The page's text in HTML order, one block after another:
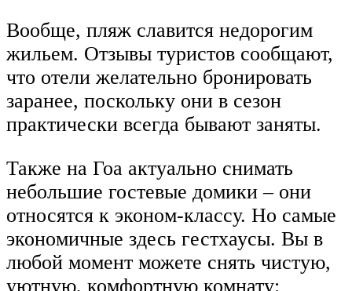
Вообще, пляж славится недорогим
жильем. Отзывы туристов сообщают,
что отели желательно бронировать
заранее, поскольку они в сезон
практически всегда бывают заняты.
Также на Гоа актуально снимать
небольшие гостевые домики – они
относятся к эконом-классу. Но самые
экономичные здесь гестхаусы. Вы в
любой момент можете снять чистую,
уютную, комфортную комнату: